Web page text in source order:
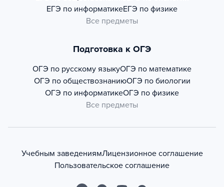
ЕГЭ по информатикеЕГЭ по физике
Все предметы
Подготовка к ОГЭ
ОГЭ по русскому языкуОГЭ по математике
ОГЭ по обществознаниюОГЭ по биологии
ОГЭ по информатикеОГЭ по физике
Все предметы
Учебным заведениямЛицензионное соглашение
Пользовательское соглашение